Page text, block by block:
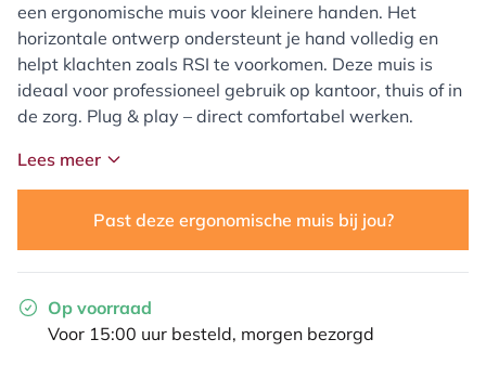
een ergonomische muis voor kleinere handen. Het
horizontale ontwerp ondersteunt je hand volledig en
helpt klachten zoals RSI te voorkomen. Deze muis is
ideaal voor professioneel gebruik op kantoor, thuis of in
de zorg. Plug & play – direct comfortabel werken.
Lees meer
Past deze ergonomische muis bij jou?
Op voorraad
Voor 15:00 uur besteld, morgen bezorgd